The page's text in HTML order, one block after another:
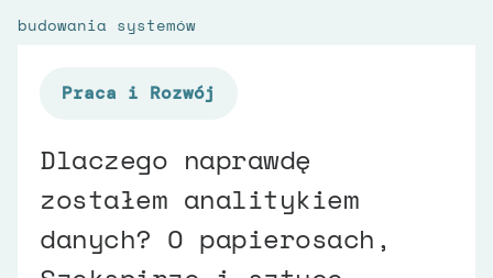
Praca i Rozwój
Dlaczego naprawdę
zostałem analitykiem
danych? O papierosach,